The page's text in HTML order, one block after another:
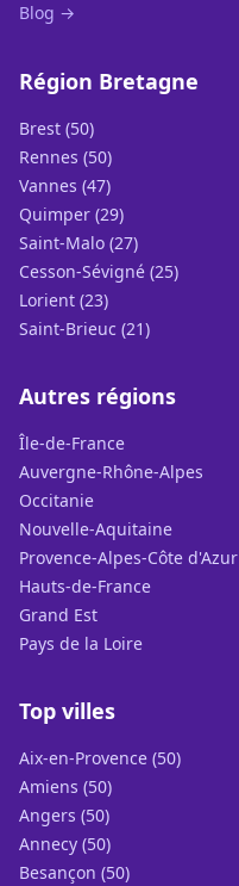
Blog →
Région Bretagne
Brest (50)
Rennes (50)
Vannes (47)
Quimper (29)
Saint-Malo (27)
Cesson-Sévigné (25)
Lorient (23)
Saint-Brieuc (21)
Autres régions
Île-de-France
Auvergne-Rhône-Alpes
Occitanie
Nouvelle-Aquitaine
Provence-Alpes-Côte d'Azur
Hauts-de-France
Grand Est
Pays de la Loire
Top villes
Aix-en-Provence (50)
Amiens (50)
Angers (50)
Annecy (50)
Besançon (50)